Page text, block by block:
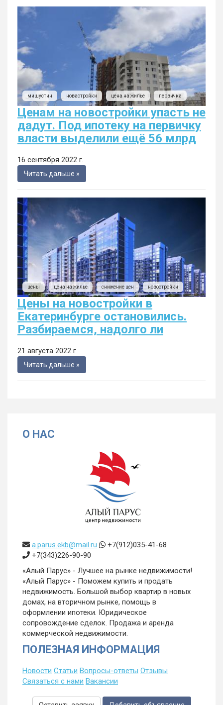
мишустин новастройки цена на жилье первичка
Ценам на новостройки упасть не
дадут. Под ипотеку на первичку
власти выделили ещё 56 млрд
16 сентября 2022 г.
Читать дальше »
цены цена на жилье снижение цен новостройки
Цены на новостройки в
Екатеринбурге остановились.
Разбираемся, надолго ли
21 августа 2022 г.
Читать дальше »
О НАС
a.parus.ekb@mail.ru
+7(912)035-41-68
+7(343)226-90-90
«Алый Парус» - Лучшее на рынке недвижимости!
«Алый Парус» - Поможем купить и продать
недвижимость. Большой выбор квартир в новых
домах, на вторичном рынке, помощь в
оформлении ипотеки. Юридическое
сопровождение сделок. Продажа и аренда
коммерческой недвижимости.
ПОЛЕЗНАЯ ИНФОРМАЦИЯ
Новости Статьи Вопросы-ответы Отзывы
Связаться с нами Вакансии